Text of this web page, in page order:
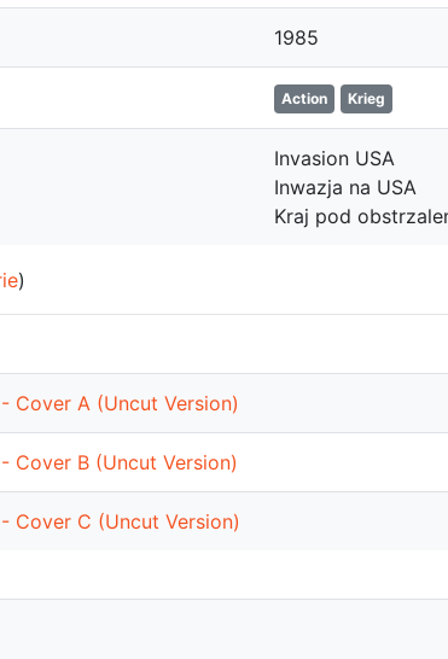
1985
Action Krieg
Invasion USA
Inwazja na USA
Kraj pod
)
Cover A (Uncut Version)
Cover B (Uncut Version)
Cover C (Uncut Version)